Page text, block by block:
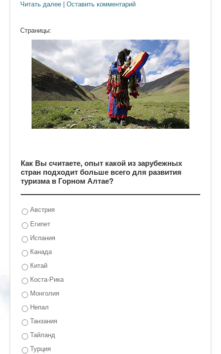
Читать далее | Оставить комментарий
Страницы:
Как Вы считаете, опыт какой из зарубежных
стран подходит больше всего для развития
туризма в Горном Алтае?
Австрия
Египет
Испания
Канада
Китай
Коста-Рика
Монголия
Непал
Танзания
Тайланд
Турция